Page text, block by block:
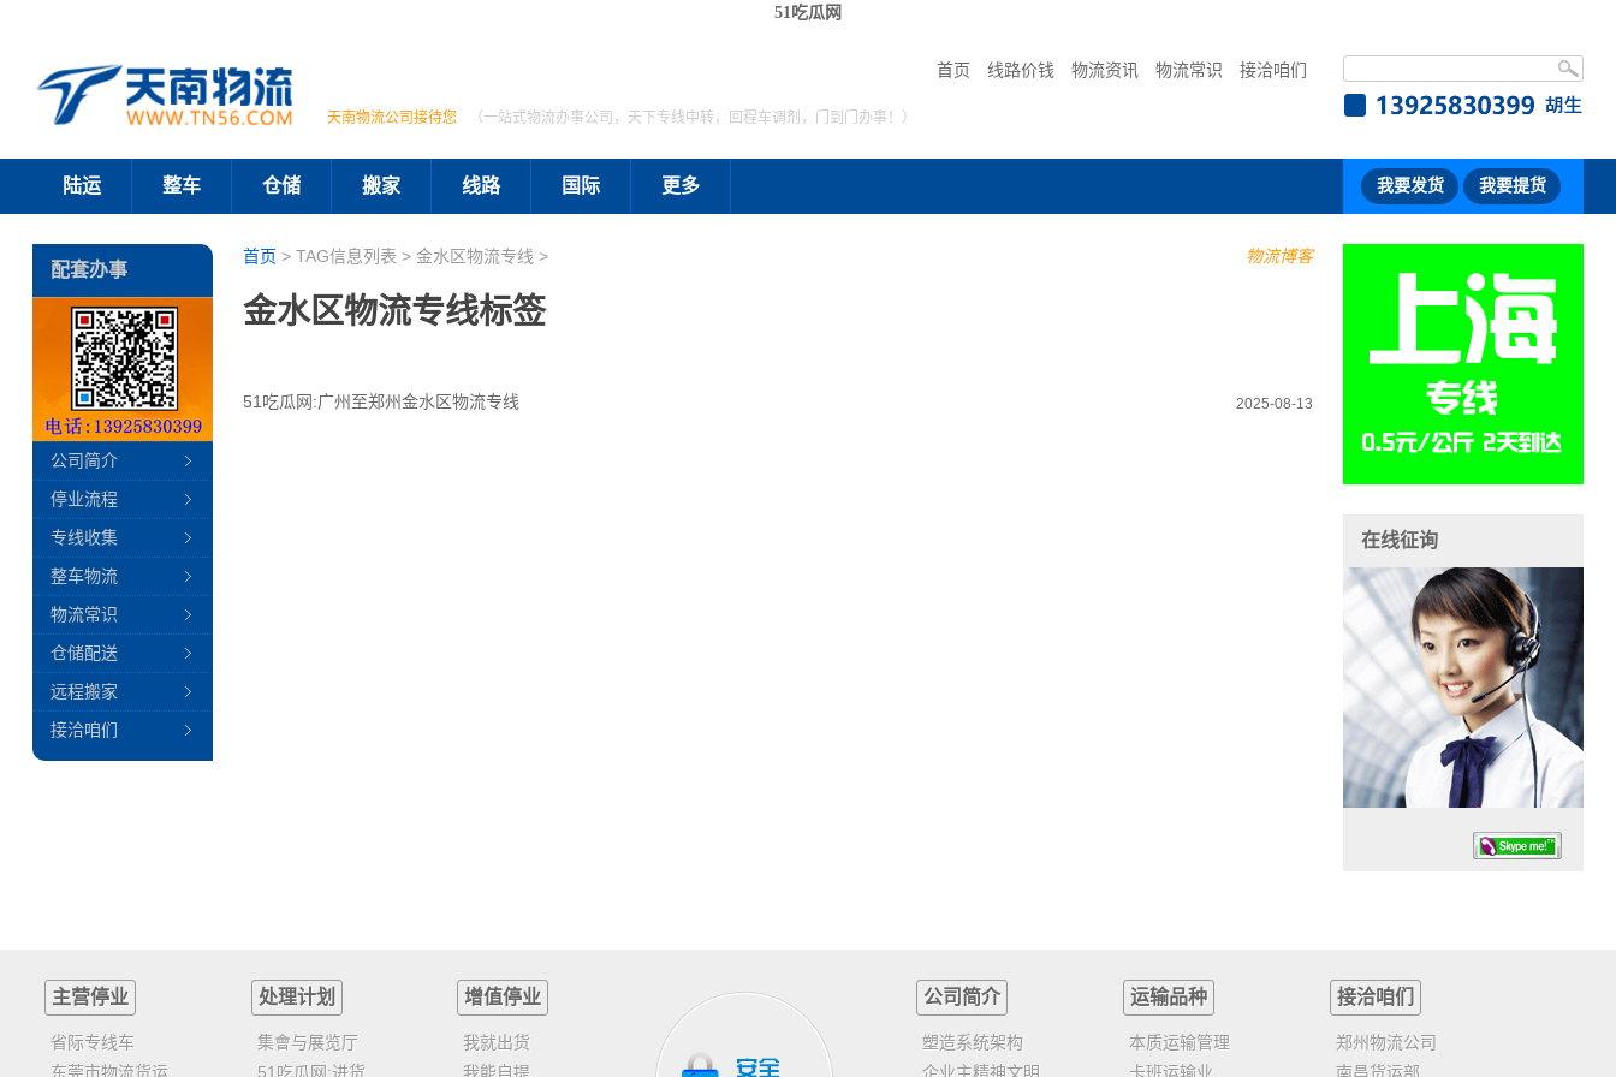
51吃瓜网
首页 线路价钱 物流资讯 物流常识 接洽咱们
天南物流公司接待您 （一站式物流办事公司，天下专线中转，回程车调剂，门到门办事！）
陆运 整车 仓储 搬家 线路 国际 更多 我要发货 我要提货
物流博客
首页 > TAG信息列表 > 金水区物流专线 >
金水区物流专线标签
2025-08-13
51吃瓜网:广州至郑州金水区物流专线
配套办事
公司简介
停业流程
专线收集
整车物流
物流常识
仓储配送
远程搬家
接洽咱们
在线征询
任务时候：07:30 – – 23:30
主营停业
省际专线车
东莞市物流货运
处理计划
集會与展览厅
51吃瓜网:进货
增值停业
我就出货
我能自提
公司简介
塑造系统架构
企业主精神文明
运输品种
本质运输管理
卡班运输业
接洽咱们
郑州物流公司
南昌货运部